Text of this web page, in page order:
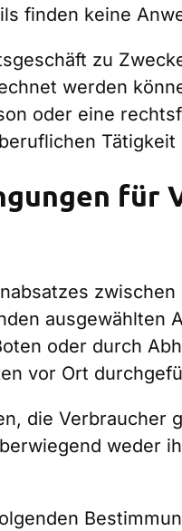
finden keine
zu
werden
oder eine
Tätigkeit
für
ausgewählten
oder durch
vor Ort
die
weder